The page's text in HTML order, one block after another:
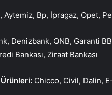
Aytemiz, Bp, İpragaz, Opet,
Denizbank, QNB, Garanti
Bankası, Ziraat Bankası
Chicco, Civil, Dalin,